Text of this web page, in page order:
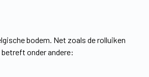
bodem. Net zoals de rolluiken
onder andere: